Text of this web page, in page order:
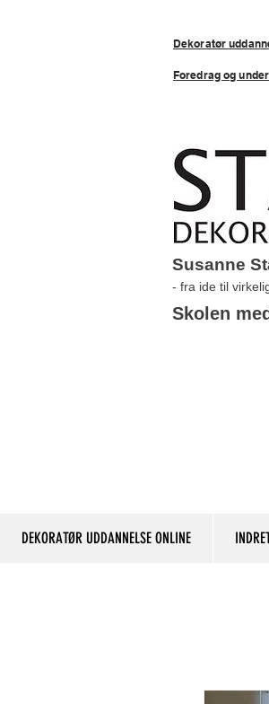
Susanne
- fra ide til
Skolen
Foredrag og
Dekoratør
DEKORATØR UDDANNELSE ONLINE